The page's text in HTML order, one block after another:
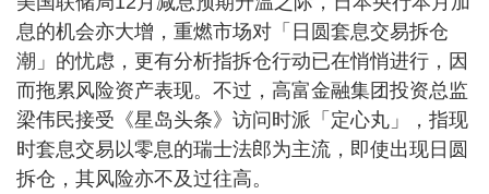
息的机会亦大增，重燃市场对「日圆套息交易拆仓
潮」的忧虑，更有分析指拆仓行动已在悄悄进行，因
而拖累风险资产表现。不过，高富金融集团投资总监
梁伟民接受《星岛头条》访问时派「定心丸」，指现
时套息交易以零息的瑞士法郎为主流，即使出现日圆
拆仓，其风险亦不及过往高。